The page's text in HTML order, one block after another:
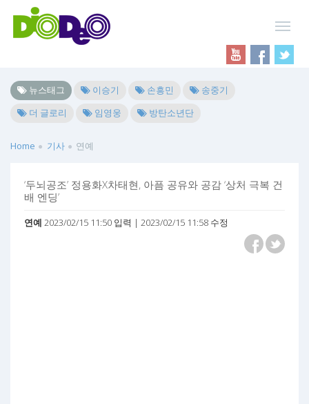
뉴스태그 이승기 손흥민
송중기
더 글로리
임영웅 방탄소년단
Home 기사 연예
‘두뇌공조’ 정용화X차태현, 아픔 공유와 공감 ‘상처 극복 건
배 엔딩’
연예 2023/02/15 11:50 입력 | 2023/02/15 11:58 수정